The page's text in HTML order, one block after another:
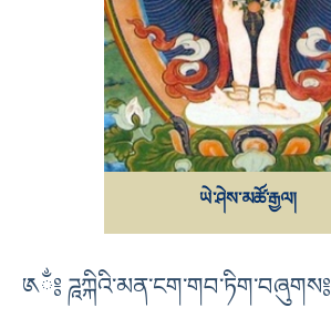
ཡེ་ཤེས་མཚོ་རྒྱལ།
༁ྂ༔ ཌཱཀྐིའི་མན་ངག་གབ་ཏིག་བཞུགས༔